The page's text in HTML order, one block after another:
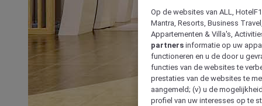
Op de websites van ALL,
Mantra, Resorts, Business
Appartementen & Villa's,
partners informatie op uw
functioneren en u de door u
functies van de websites te
prestaties van de websites te
aangemeld; (v) u de
profiel van uw interesses op te